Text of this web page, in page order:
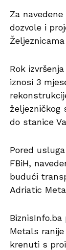
Za
dozvole i
Željeznicama
Rok
iznosi 3
željezničkog
do stanice
Pored
FBiH,
budući
Adriatic
Metals
krenuti s